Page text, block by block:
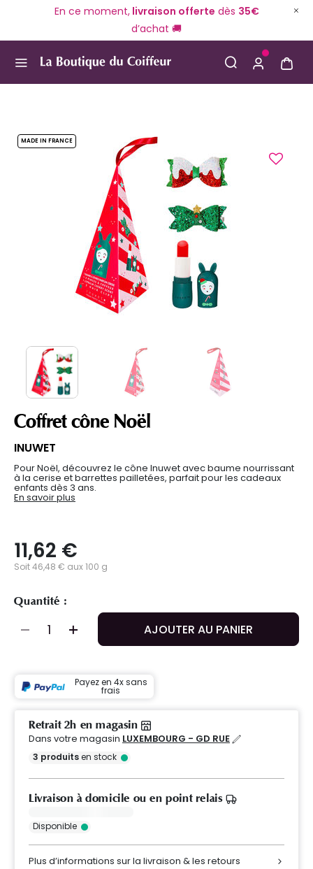
En ce moment,livraison offerte dès 35€
d’achat 🚚
MADE IN FRANCE
Coffret cône Noël
INUWET
Pour Noël, découvrez le cône Inuwet avec baume nourrissant
à la cerise et barrettes pailletées, parfait pour les cadeaux
enfants dès 3 ans.
En savoir plus
11,62 €
Soit 46,48 € aux 100 g
Quantité :
AJOUTER AU PANIER
Payez en 4x sans
frais
Retrait 2h en magasin
Dans votre magasin LUXEMBOURG - GD RUE
3 produitsen stock
Livraison à domicile ou en point relais
Disponible
Plus d’informations sur la livraison & les retours